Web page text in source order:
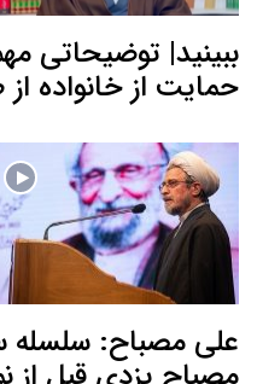
ببینید| توضیحاتی
حمایت از خانواده
علی مصباح: سلسله